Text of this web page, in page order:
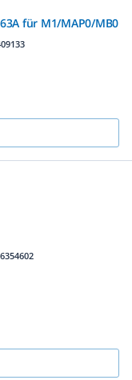
für M1/MAP0/MB0
6354602